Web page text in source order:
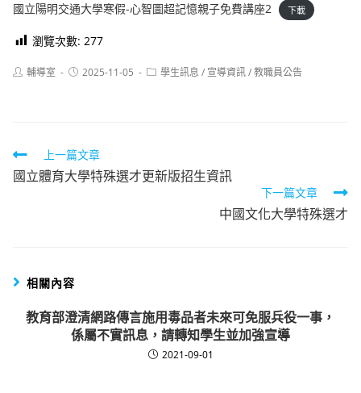
國立陽明交通大學寒假-心智圖超記憶親子免費講座2 下載
瀏覽次數: 277
Post輔導室
Post2025-11-05
Post學生訊息 / 宣導資訊/教職員公告
Read
more
上一篇文章
國立體育大學特殊選才更新版招生資訊
下一篇文章
中國文化大學特殊選才
相關內容
教育部澄清網路傳言施用毒品者未來可免服兵役一事，
係屬不實訊息，請轉知學生並加強宣導
2021-09-01